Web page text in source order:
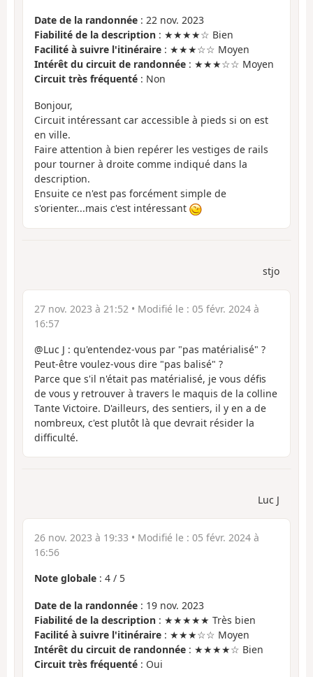
Date de la randonnée : 22 nov. 2023
Fiabilité de la description : ★★★★☆ Bien
Facilité à suivre l'itinéraire : ★★★☆☆ Moyen
Intérêt du circuit de randonnée : ★★★☆☆ Moyen
Circuit très fréquenté : Non
Bonjour,
Circuit intéressant car accessible à pieds si on est
en ville.
Faire attention à bien repérer les vestiges de rails
pour tourner à droite comme indiqué dans la
description.
Ensuite ce n'est pas forcément simple de
s'orienter...mais c'est intéressant
stjo
27 nov. 2023 à 21:52 • Modifié le : 05 févr. 2024 à
16:57
@Luc J : qu'entendez-vous par "pas matérialisé" ?
Peut-être voulez-vous dire "pas balisé" ?
Parce que s'il n'était pas matérialisé, je vous défis
de vous y retrouver à travers le maquis de la colline
Tante Victoire. D'ailleurs, des sentiers, il y en a de
nombreux, c'est plutôt là que devrait résider la
difficulté.
Luc J
26 nov. 2023 à 19:33 • Modifié le : 05 févr. 2024 à
16:56
Note globale : 4 / 5
Date de la randonnée : 19 nov. 2023
Fiabilité de la description : ★★★★★ Très bien
Facilité à suivre l'itinéraire : ★★★☆☆ Moyen
Intérêt du circuit de randonnée : ★★★★☆ Bien
Circuit très fréquenté : Oui